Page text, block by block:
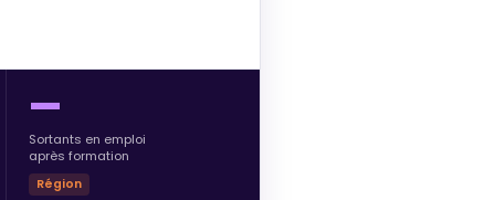
—
Sortants en emploi
après formation
Région